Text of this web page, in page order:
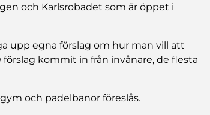
och Karlsrobadet som är öppet i
upp egna förslag om hur man vill att
kommit in från invånare, de flesta
och padelbanor föreslås.